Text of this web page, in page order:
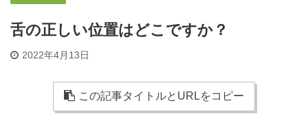
舌の正しい位置はどこですか？
2022年4月13日
この記事タイトルとURLをコピー